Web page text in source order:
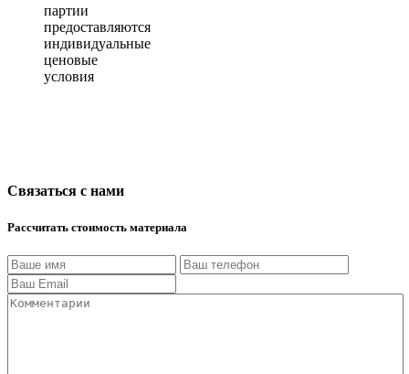
партии
предоставляются
индивидуальные
ценовые
условия
Связаться с нами
Рассчитать стоимость материала